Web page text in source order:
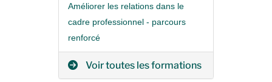
Améliorer les relations dans le
cadre professionnel - parcours
renforcé
Voir toutes les formations